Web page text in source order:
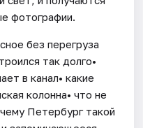
фотографии.
без перегруза
так долго•
в канал• какие
колонна• что не
Петербург такой